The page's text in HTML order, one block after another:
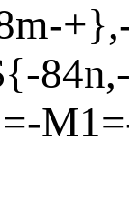
-+},
-84n,
=-M1=